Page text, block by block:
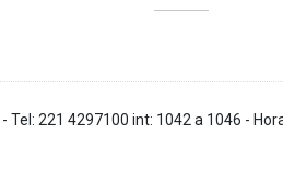
- Tel: 221 4297100 int: 1042 a 1046 -